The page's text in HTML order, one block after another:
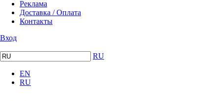
Реклама
Доставка / Оплата
Контакты
Вход
RU
EN
RU